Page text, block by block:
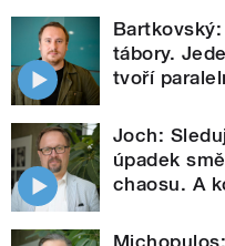
tábory.
tvoří
Joch:
úpadek
chaosu. A